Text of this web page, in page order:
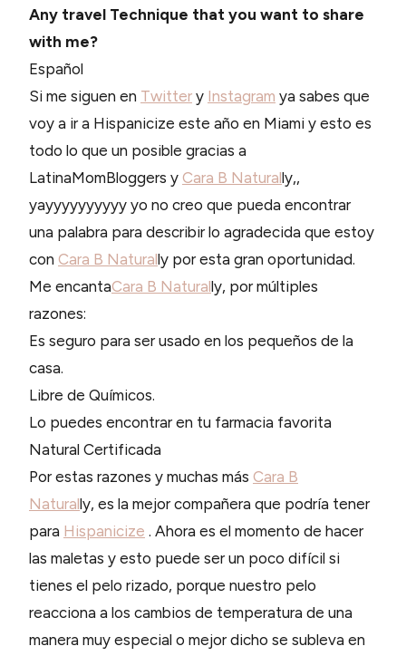
Any travel Technique that you want to share
with me?
Español
Si me siguen en Twitter y Instagram ya sabes que
voy a ir a Hispanicize este año en Miami y esto es
todo lo que un posible gracias a
LatinaMomBloggers y Cara B Naturally,,
yayyyyyyyyyy yo no creo que pueda encontrar
una palabra para describir lo agradecida que estoy
con Cara B Naturally por esta gran oportunidad.
Me encantaCara B Naturally, por múltiples
razones:
Es seguro para ser usado en los pequeños de la
casa.
Libre de Químicos.
Lo puedes encontrar en tu farmacia favorita
Natural Certificada
Por estas razones y muchas más Cara B
Naturally, es la mejor compañera que podría tener
para Hispanicize . Ahora es el momento de hacer
las maletas y esto puede ser un poco difícil si
tienes el pelo rizado, porque nuestro pelo
reacciona a los cambios de temperatura de una
manera muy especial o mejor dicho se subleva en